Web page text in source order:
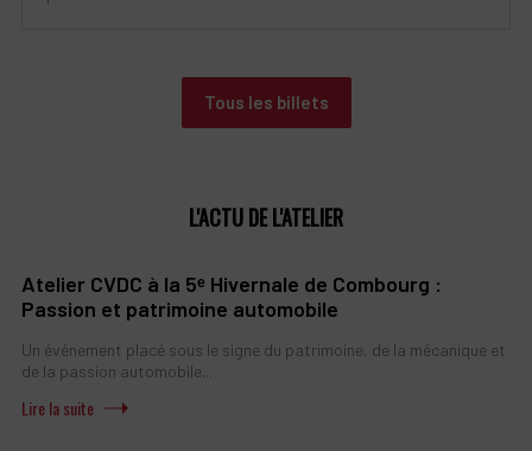
Tous les billets
L'ACTU DE L'ATELIER
Atelier CVDC à la 5ᵉ Hivernale de Combourg :
Passion et patrimoine automobile
Un événement placé sous le signe du patrimoine, de la mécanique et
de la passion automobile...